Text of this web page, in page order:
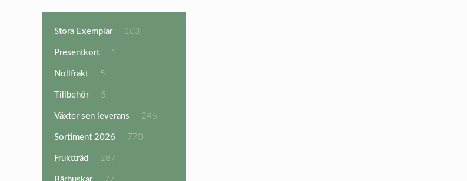
Stora Exemplar 103
Presentkort
1
Nollfrakt
5
Tillbehör
5
Växter sen leverans
246
Sortiment 2026
770
Fruktträd
287